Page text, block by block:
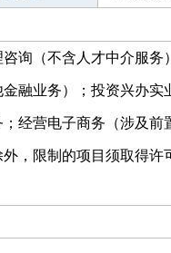
询（不含人才中介服务
融业务）；投资兴办实
经营电子商务（涉及前
，限制的项目须取得许